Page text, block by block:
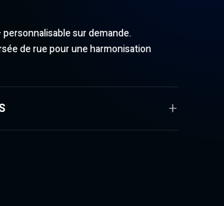
sur demande.
de rue pour une harmonisation